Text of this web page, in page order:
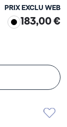
PRIX EXCLU WEB
183,00 €